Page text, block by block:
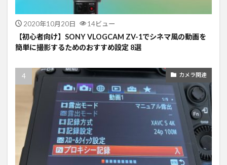
2020年10月20日 14ビュー
【初心者向け】SONY VLOGCAM ZV-1でシネマ風の動画を
簡単に撮影するためのおすすめ設定 8選
カメラ関連